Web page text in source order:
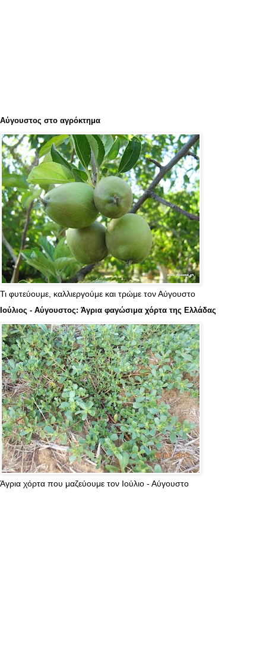
Αύγουστος στο αγρόκτημα
Τι φυτεύουμε, καλλιεργούμε και τρώμε τον Αύγουστο
Ιούλιος - Αύγουστος: Άγρια φαγώσιμα χόρτα της Ελλάδας
Άγρια χόρτα που μαζεύουμε τον Ιούλιο - Αύγουστο